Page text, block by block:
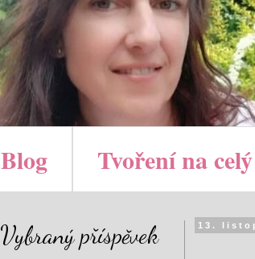
Blog Tvoření na
13.
Vybraný příspěvek